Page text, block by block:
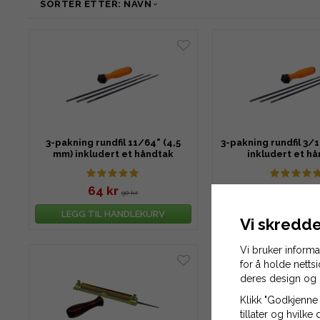
SORTER ETTER: NAVN
3-pakning rundfil 11/64" (4,5
mm) inkludert et håndtak
64 kr 90 kr
LEGG TIL HANDLEKURV
3-pakning rundfil 3/
inkludert et
Vi
Vi bruker
for å holde
deres design og
Klikk
tillater og hvilke